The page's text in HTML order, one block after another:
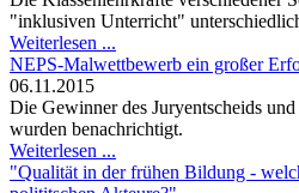
"inklusiven Unterricht"
Weiterlesen ...
NEPS-Malwettbewerb ein großer
06.11.2015
Die Gewinner des Juryentscheids
wurden benachrichtigt.
Weiterlesen ...
"Qualität in der frühen Bildung -